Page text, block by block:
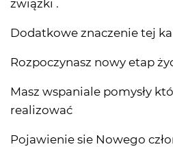
związki .
Dodatkowe znaczenie tej
Rozpoczynasz nowy etap
Masz wspaniale pomysły
realizować
Pojawienie sie Nowego